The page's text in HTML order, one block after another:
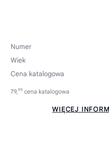
Numer
Wiek
Cena katalogowa
79,99 cena katalogowa
WIĘCEJ